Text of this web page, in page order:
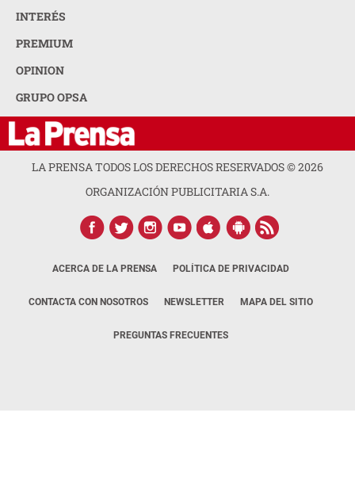
INTERÉS
PREMIUM
OPINION
GRUPO OPSA
LA PRENSA TODOS LOS DERECHOS RESERVADOS ©2026
ORGANIZACIÓN PUBLICITARIA S.A.
ACERCA DE LA PRENSA POLÍTICA DE PRIVACIDAD
CONTACTA CON NOSOTROS NEWSLETTER MAPA DEL SITIO
PREGUNTAS FRECUENTES